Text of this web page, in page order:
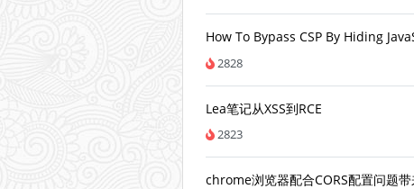
How To Bypass CSP By Hiding
2828
Lea笔记从XSS到RCE
2823
chrome浏览器配合CORS配置问题